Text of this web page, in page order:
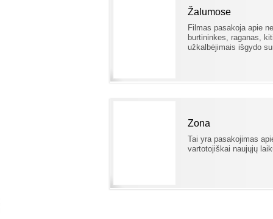
Žalumose
Filmas pasakoja apie
burtininkes, raganas,
užkalbėjimais išgydo
Zona
Tai yra pasakojimas
vartotojiškai naujųjų